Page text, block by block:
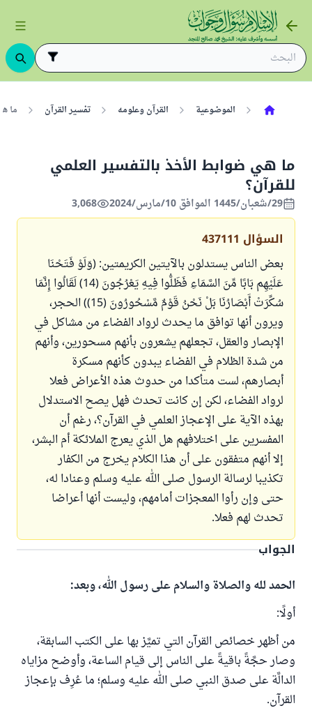
الموضوعية القرآن وعلومه تفسير القرآن ما
ما هي ضوابط الأخذ بالتفسير العلمي
للقرآن؟
29/شعبان/1445 الموافق 10/مارس/2024 3,068
السؤال 437111
بعض الناس يستدلون بالآيتين الكريمتين: (وَلَوْ فَتَحْنَا
عَلَيْهِم بَابًا مِّنَ السَّمَاءِ فَظَلُّوا فِيهِ يَعْرُجُونَ (14) لَقَالُوا إِنَّمَا
سُكِّرَتْ أَبْصَارُنَا بَلْ نَحْنُ قَوْمٌ مَّسْحُورُونَ (15)) الحجر،
ويرون أنها توافق ما يحدث لرواد الفضاء من مشاكل في
الإبصار والعقل، تجعلهم يشعرون بأنهم مسحورين، وأنهم
من شدة الظلام في الفضاء يبدون كأنهم مسكرة
أبصارهم، لست متأكدا من حدوث هذه الأعراض فعلا
لرواد الفضاء، لكن إن كانت تحدث فهل يصح الاستدلال
بهذه الآية على الإعجاز العلمي في القرآن؟، رغم أن
المفسرين على اختلافهم هل الذي يعرج الملائكة أم البشر،
إلا أنهم متفقون على أن هذا الكلام يخرج من الكفار
تكذيبا لرسالة الرسول صلى الله عليه وسلم وعنادا له،
حتى وإن رأوا المعجزات أمامهم، وليست أنها أعراضا
تحدث لهم فعلا.
الجواب
الحمد لله والصلاة والسلام على رسول الله، وبعد:
أولًا:
من أظهر خصائص القرآن التي تميَّز بها على الكتب السابقة،
وصار حجَّةً باقيةً على الناس إلى قيام الساعة، وأوضح مزاياه
الدالَّة على صدق النبي صلى الله عليه وسلم؛ ما عُرِف بإعجاز
القرآن.